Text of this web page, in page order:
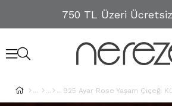
750 TL Üzeri
925 Ayar Rose Yaşam Çiçeği